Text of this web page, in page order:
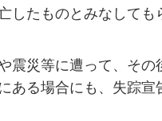
したものとみなしても
震災等に遭って、その
ある場合にも、失踪宣